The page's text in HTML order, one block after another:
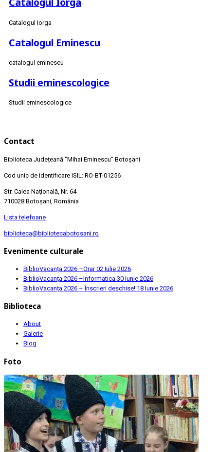
Catalogul Iorga
Catalogul Eminescu
catalogul eminescu
Studii eminescologice
Studii eminescologice
Contact
Biblioteca Județeană "Mihai Eminescu" Botoșani
Cod unic de identificare ISIL: RO-BT-01256
Str. Calea Națională, Nr. 64
710028 Botoșani, România
Lista telefoane
biblioteca@bibliotecabotosani.ro
Evenimente culturale
BiblioVacanța 2026 –Orar02 Iulie 2026
BiblioVacanța 2026 –Informatica 30 Iunie 2026
BiblioVacanța 2026 – Înscrieri deschise! 18 Iunie 2026
Biblioteca
About
Galerie
Blog
Foto